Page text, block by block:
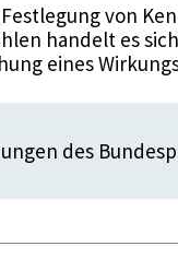
von
handelt es
eines
des